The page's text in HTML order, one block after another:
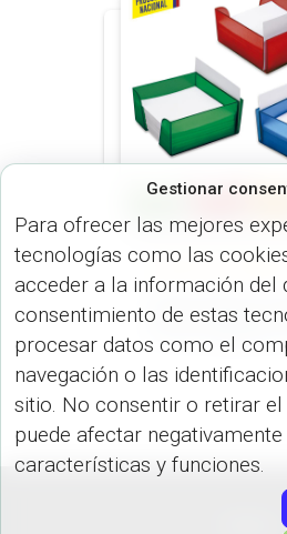
Gestionar
Para ofrecer las mejores
tecnologías como las
acceder a la información del
consentimiento de estas
procesar datos como el
navegación o las
sitio. No consentir o retirar
puede afectar
características y funciones.
ARTÍCULOS OFICINA
Porta tacos
Porta tarjetas